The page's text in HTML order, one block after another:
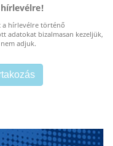
a hírlevélre történő
adatokat bizalmasan kezeljük,
adjuk.